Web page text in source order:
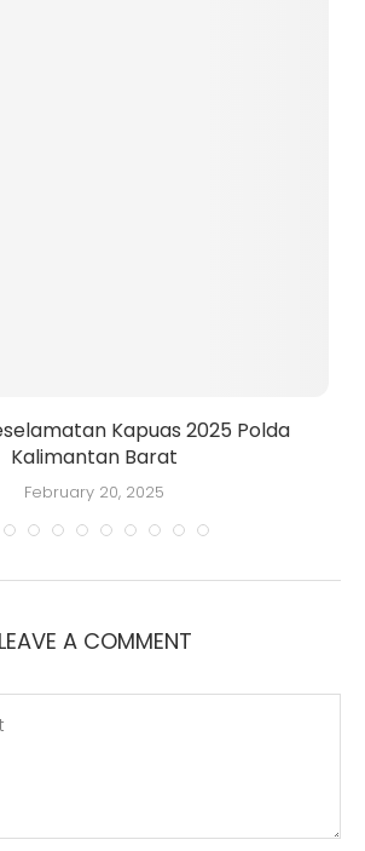
Kapuas 2025 Polda
Kalimantan Barat
February 20, 2025
LEAVE A COMMENT